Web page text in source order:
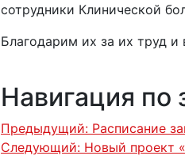
сотрудники Клинической
Благодарим их за их труд
Навигация по
Предыдущий: Расписание
Следующий: Новый проект